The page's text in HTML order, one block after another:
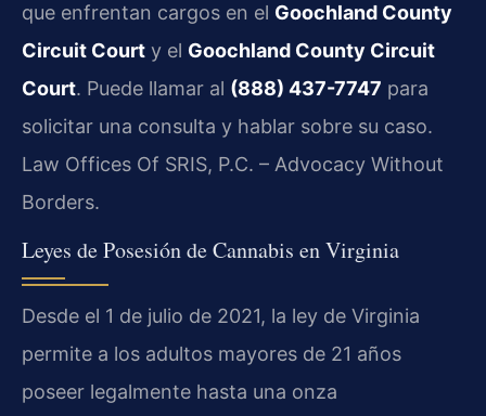
que enfrentan cargos en el Goochland County
Circuit Court y el Goochland County Circuit
Court. Puede llamar al (888) 437-7747 para
solicitar una consulta y hablar sobre su caso.
Law Offices Of SRIS, P.C. – Advocacy Without
Borders.
Leyes de Posesión de Cannabis en Virginia
Desde el 1 de julio de 2021, la ley de Virginia
permite a los adultos mayores de 21 años
poseer legalmente hasta una onza